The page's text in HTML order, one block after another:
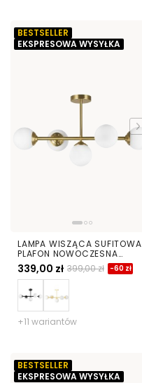
BESTSELLER
EKSPRESOWA WYSYŁKA
LAMPA WISZĄCA SUFITOWA
PLAFON NOWOCZESNA
ZŁOTO SZCZOTKOWANE
BIAŁE KULE FINO 5 LED
339,00 zł 399,00 zł -60 zł
+11 wariantów
BESTSELLER
EKSPRESOWA WYSYŁKA